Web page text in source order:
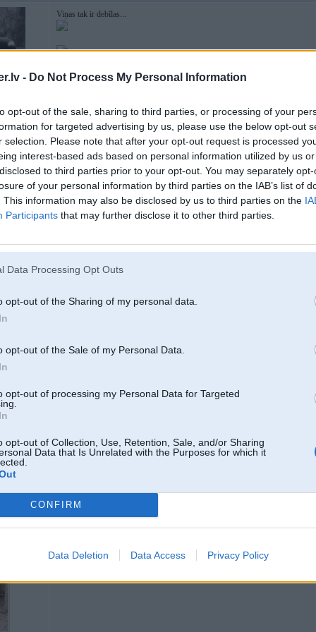
- Do Not Process My Personal Information
opt-out of the sale, sharing to third parties, or processing of your
for targeted advertising by us, please use the below opt-out
selection. Please note that after your opt-out request is processed
interest-based ads based on personal information utilized by us
to third parties prior to your opt-out. You may separately
of your personal information by third parties on the IAB’s list of
This information may also be disclosed by us to third parties on the
Participants that may further disclose it to other third parties.
Data Processing Opt Outs
opt-out of the Sharing of my personal data.
opt-out of the Sale of my Personal Data.
opt-out of processing my Personal Data for Targeted
opt-out of Collection, Use, Retention, Sale, and/or Sharing
Data that Is Unrelated with the Purposes for which it
CONFIRM
Data Deletion Data Access Privacy Policy
Viņas tak ir debīlas...
22. Sep 2010, 15:19
stāvi lejā ar pannu - ganjau ik pa laikam kāds novaļī zemē
stroker,